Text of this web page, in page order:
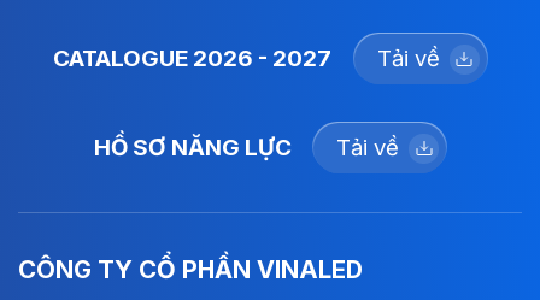
CATALOGUE 2026 - 2027 Tải về
HỒ SƠ NĂNG LỰC Tải về
CÔNG TY CỔ PHẦN VINALED